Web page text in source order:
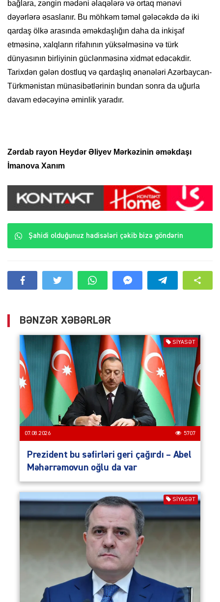
bağlara, zəngin mədəni əlaqələrə və ortaq mənəvi
dəyərlərə əsaslanır. Bu möhkəm təməl gələcəkdə də iki
qardaş ölkə arasında əməkdaşlığın daha da inkişaf
etməsinə, xalqların rifahının yüksəlməsinə və türk
dünyasının birliyinin güclənməsinə xidmət edəcəkdir.
Tarixdən gələn dostluq və qardaşlıq ənənələri Azərbaycan-
Türkmənistan münasibətlərinin bundan sonra da uğurla
davam edəcəyinə əminlik yaradır.
Zərdab rayon Heydər Əliyev Mərkəzinin əməkdaşı
İmanova Xanım
Şahidi olduğunuz hadisələri çəkib bizə göndərin
BƏNZƏR XƏBƏRLƏR
SIYASƏT
07.08.2026 5707
Prezident bu səfirləri geri çağırdı – Abel
Məhərrəmovun oğlu da var
SIYASƏT